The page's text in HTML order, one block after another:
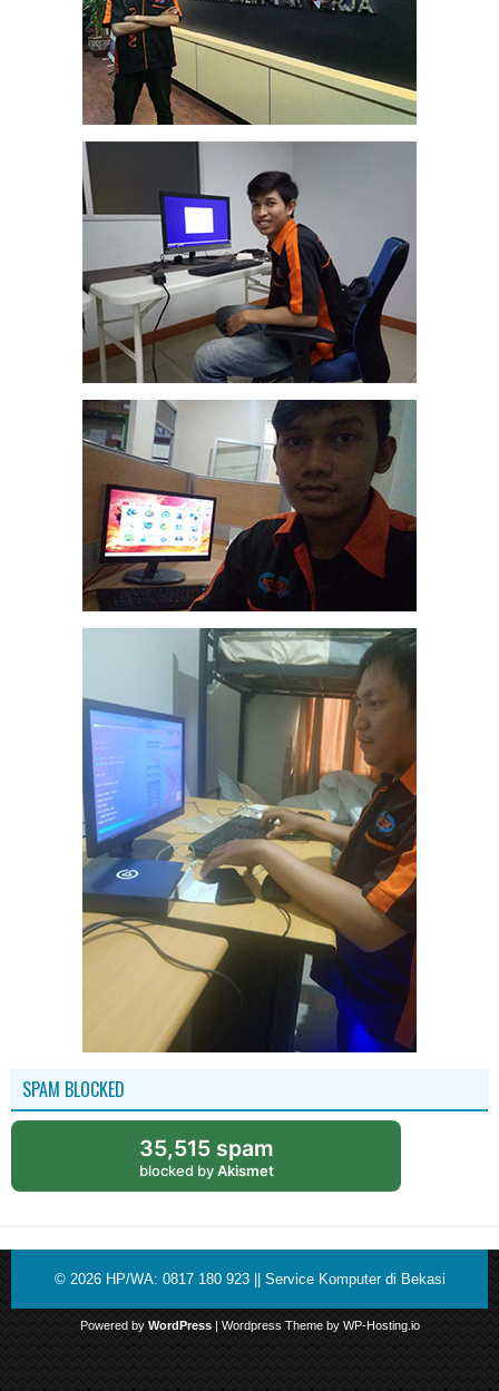
SPAM BLOCKED
35,515 spam
blocked byAkismet
© 2026 HP/WA: 0817 180 923 || Service Komputer di Bekasi
Powered by WordPress| Wordpress Theme by WP-Hosting.io